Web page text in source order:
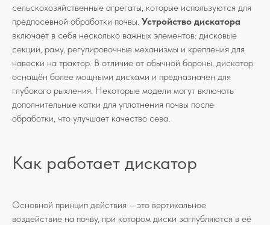
сельскохозяйственные агрегаты, которые используются для
предпосевной обработки почвы. Устройство дискатора
включает в себя несколько важных элементов: дисковые
секции, раму, регулировочные механизмы и крепления для
навески на трактор. В отличие от обычной бороны, дискатор
оснащён более мощными дисками и предназначен для
глубокого рыхления. Некоторые модели могут включать
дополнительные катки для уплотнения почвы после
обработки, что улучшает качество сева.
Как работает дискатор
Основной принцип действия – это вертикальное
воздействие на почву, при котором диски заглубляются в её